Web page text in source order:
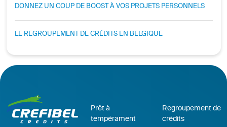
DONNEZ UN COUP DE BOOST À VOS PROJETS PERSONNELS
LE REGROUPEMENT DE CRÉDITS EN BELGIQUE
Prêt à
tempérament
Regroupement de
crédits